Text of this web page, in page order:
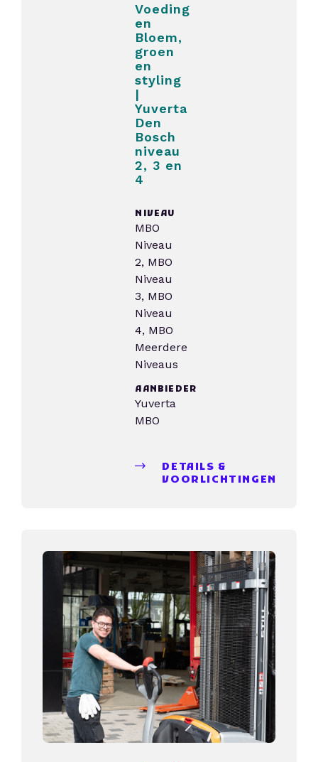
Voeding
en
Bloem,
groen
en
styling
|
Yuverta
Den
Bosch
niveau
2, 3 en
4
NIVEAU
MBO
Niveau
2, MBO
Niveau
3, MBO
Niveau
4, MBO
Meerdere
Niveaus
AANBIEDER
Yuverta
MBO
DETAILS &
VOORLICHTINGEN